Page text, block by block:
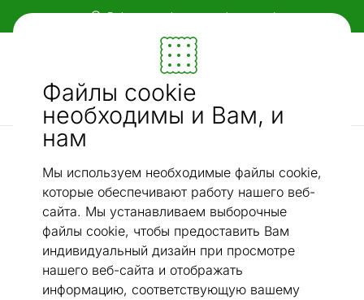
Файлы cookie
необходимы и Вам, и
нам
Мы используем необходимые файлы cookie,
которые обеспечивают работу нашего веб-
сайта. Мы устанавливаем выборочные
файлы cookie, чтобы предоставить Вам
индивидуальный дизайн при просмотре
нашего веб-сайта и отображать
информацию, соответствующую вашему
Гибкие и удобные способы оплаты!
Мебель и убранство - ON24
Ищи...
Narma шерстяной ковер ручной работы Nummela linen
140x200 см